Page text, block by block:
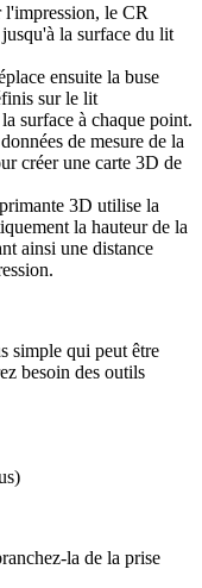
l'impression, le CR
la surface du lit
ensuite la buse
sur le lit
surface à chaque point.
de mesure de la
créer une carte 3D de
3D utilise la
la hauteur de la
ainsi une distance
simple qui peut être
besoin des outils
la de la prise